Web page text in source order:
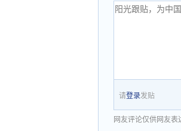
请登录发贴
网友评论仅供网友